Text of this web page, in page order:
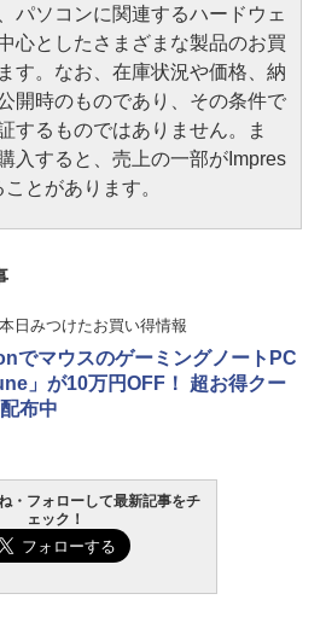
パソコンに関連するハードウェ
心としたさまざまな製品のお買
す。なお、在庫状況や価格、納
開時のものであり、その条件で
するものではありません。ま
入すると、売上の一部がImpres
とがあります。
本日みつけたお買い得情報
でマウスのゲーミングノートPC
」が10万円OFF！ 超お得クー
布中
・フォローして最新記事をチ
ェック！